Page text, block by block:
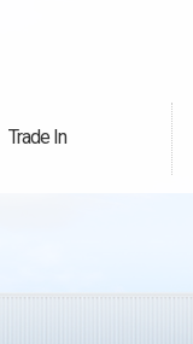
Trade In
買取無料査定